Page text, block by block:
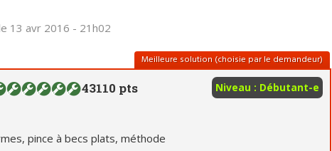
13 avr 2016 - 21h02
Meilleure solution (choisie par le demandeur)
Niveau : Débutant-e
43110 pts
pince à becs plats, méthode